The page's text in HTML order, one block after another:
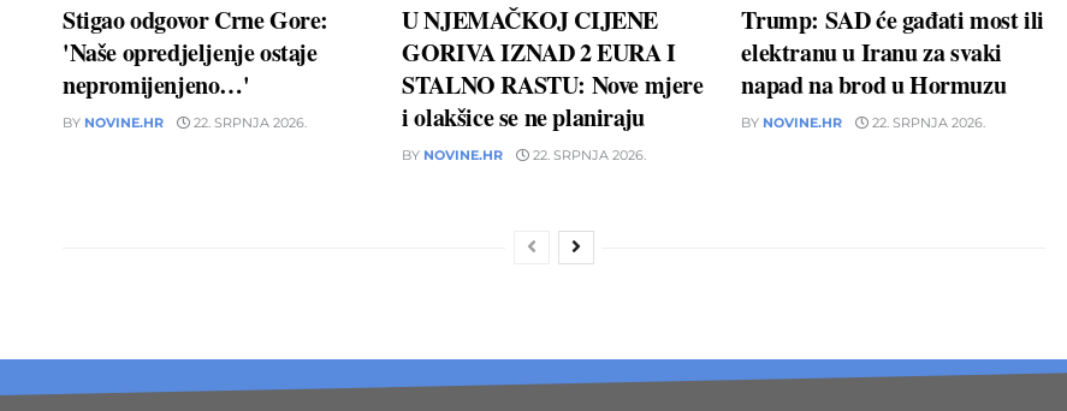
Stigao odgovor Crne Gore:
'Naše opredjeljenje ostaje
nepromijenjeno…'
BY NOVINE.HR 22. SRPNJA 2026.
U NJEMAČKOJ CIJENE
GORIVA IZNAD 2 EURA I
STALNO RASTU: Nove mjere
i olakšice se ne planiraju
BY NOVINE.HR 22. SRPNJA 2026.
Trump: SAD će gađati most ili
elektranu u Iranu za svaki
napad na brod u Hormuzu
BY NOVINE.HR 22. SRPNJA 2026.